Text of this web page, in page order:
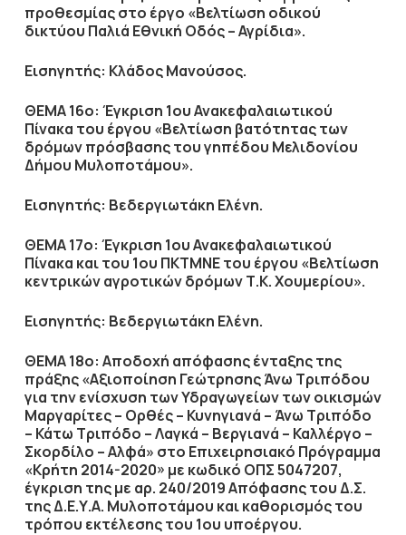
προθεσμίας στο έργο «Βελτίωση οδικού
δικτύου Παλιά Εθνική Οδός – Αγρίδια».
Εισηγητής: Κλάδος Μανούσος.
ΘΕΜΑ 16ο: Έγκριση 1ου Ανακεφαλαιωτικού
Πίνακα του έργου «Βελτίωση βατότητας των
δρόμων πρόσβασης του γηπέδου Μελιδονίου
Δήμου Μυλοποτάμου».
Εισηγητής: Βεδεργιωτάκη Ελένη.
ΘΕΜΑ 17ο: Έγκριση 1ου Ανακεφαλαιωτικού
Πίνακα και του 1ου ΠΚΤΜΝΕ του έργου «Βελτίωση
κεντρικών αγροτικών δρόμων Τ.Κ. Χουμερίου».
Εισηγητής: Βεδεργιωτάκη Ελένη.
ΘΕΜΑ 18ο: Αποδοχή απόφασης ένταξης της
πράξης «Αξιοποίηση Γεώτρησης Άνω Τριπόδου
για την ενίσχυση των Υδραγωγείων των οικισμών
Μαργαρίτες – Ορθές – Κυνηγιανά – Άνω Τριπόδο
– Κάτω Τριπόδο – Λαγκά – Βεργιανά – Καλλέργο –
Σκορδίλο – Αλφά» στο Επιχειρησιακό Πρόγραμμα
«Κρήτη 2014-2020» με κωδικό ΟΠΣ 5047207,
έγκριση της με αρ. 240/2019 Απόφασης του Δ.Σ.
της Δ.Ε.Υ.Α. Μυλοποτάμου και καθορισμός του
τρόπου εκτέλεσης του 1ου υποέργου.